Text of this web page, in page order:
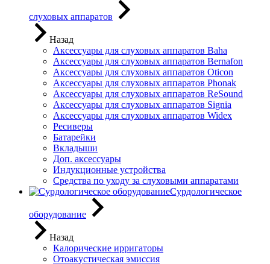
слуховых аппаратов
Назад
Аксессуары для слуховых аппаратов Baha
Аксессуары для слуховых аппаратов Bernafon
Аксессуары для слуховых аппаратов Oticon
Аксессуары для слуховых аппаратов Phonak
Аксессуары для слуховых аппаратов ReSound
Аксессуары для слуховых аппаратов Signia
Аксессуары для слуховых аппаратов Widex
Ресиверы
Батарейки
Вкладыши
Доп. аксессуары
Индукционные устройства
Средства по уходу за слуховыми аппаратами
Сурдологическое
оборудование
Назад
Калорические ирригаторы
Отоакустическая эмиссия